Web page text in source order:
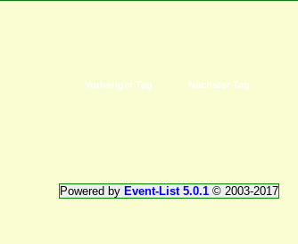
Vorheriger Tag Nächster Tag
Powered by Event-List 5.0.1© 2003-2017